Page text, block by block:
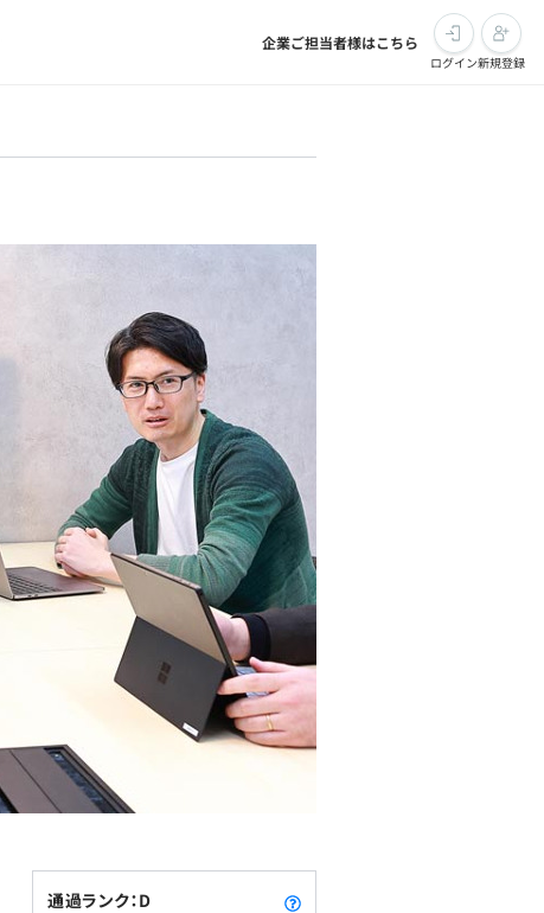
企業ご担当者様はこちら
ログイン新規登録
通過ランク：D